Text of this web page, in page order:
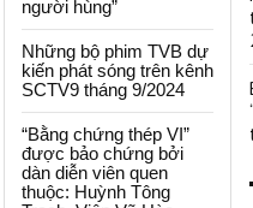
người hùng”
Những bộ phim TVB dự
kiến phát sóng trên kênh
SCTV9 tháng 9/2024
“Bằng chứng thép VI”
được bảo chứng bởi
dàn diễn viên quen
thuộc: Huỳnh Tông